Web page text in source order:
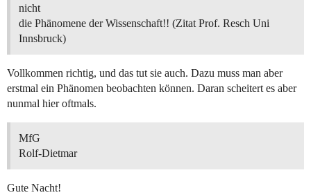
nicht
die Phänomene der Wissenschaft!! (Zitat Prof. Resch Uni
Innsbruck)
Vollkommen richtig, und das tut sie auch. Dazu muss man aber
erstmal ein Phänomen beobachten können. Daran scheitert es aber
nunmal hier oftmals.
MfG
Rolf-Dietmar
Gute Nacht!